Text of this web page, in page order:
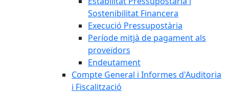
Sostenibilitat Financera
Execució Pressupostària
Període mitjà de pagament als
proveïdors
Endeutament
Compte General i Informes d'Auditoria
i Fiscalització